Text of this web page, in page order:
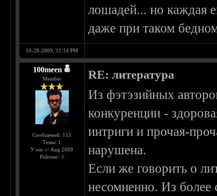
лошадей... но каждая
даже при таком
10-28-2009, 11:14 PM
100meen
Member
Сообщений: 115
Темы: 1
У нас с: Aug 2009
Рейтинг: 6
RE: литература
Из фэтэзийных
конкуренции -
интриги и прочая-
нарушена.
Если же говорить о
несомненно. Из